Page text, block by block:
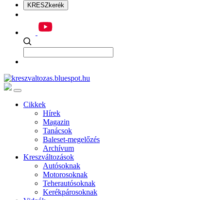
KRESZkerék
Cikkek
Hírek
Magazin
Tanácsok
Baleset-megelőzés
Archívum
Kreszváltozások
Autósoknak
Motorosoknak
Teherautósoknak
Kerékpárosoknak